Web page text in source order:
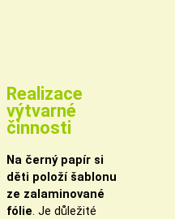
Realizace
výtvarné
činnosti
Na černý papír si
děti položí šablonu
ze zalaminované
fólie. Je důležité